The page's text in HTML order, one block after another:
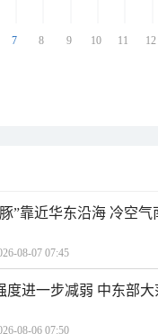
7 8 9 10 11 12
”靠近华东沿海 冷空
08-07 07:45
度进一步减弱 中东部
08-06 07:50